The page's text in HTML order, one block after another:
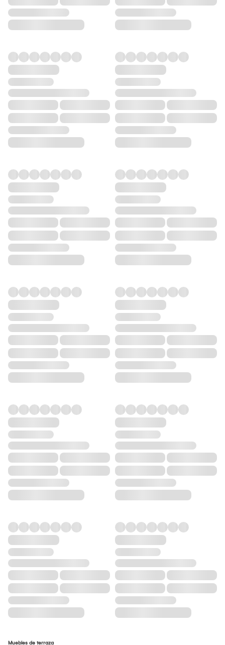
Muebles de terraza